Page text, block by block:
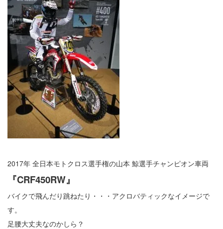
2017年 全日本モトクロス選手権の山本 鯨選手チャンピオン車両
『CRF450RW』
バイクで飛んだり跳ねたり・・・アクロバティックなイメージで
す。
足腰大丈夫なのかしら？